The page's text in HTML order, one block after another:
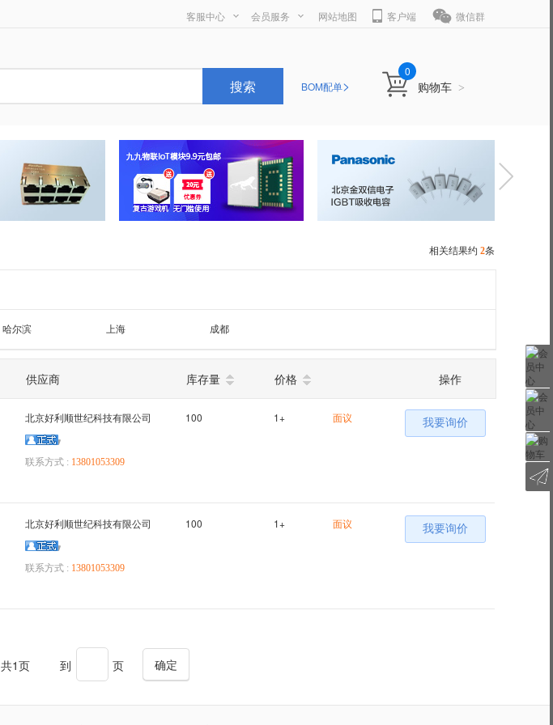
客服中心 会员服务 网站地图 客户端 微信群
搜索 BOM配单> 购物车 >
0
相关结果约 2条
哈尔滨 上海 成都
供应商 库存量 价格 操作
北京好利顺世纪科技有限公司
联系方式 : 13801053309
100 1+ 面议 我要询价
北京好利顺世纪科技有限公司
联系方式 : 13801053309
100 1+ 面议 我要询价
共1页 到 页 确定